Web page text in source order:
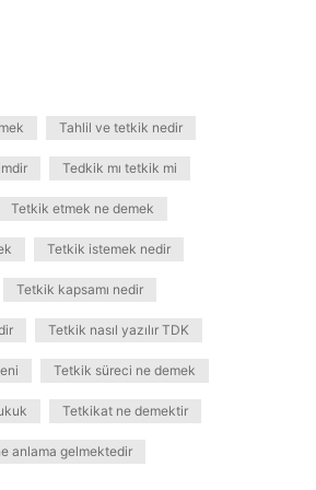
Tahlil ve tetkik nedir
Tedkik mı tetkik mi
Tetkik etmek ne demek
Tetkik istemek nedir
Tetkik kapsamı nedir
Tetkik nasıl yazılır TDK
Tetkik süreci ne demek
Tetkikat ne demektir
anlama gelmektedir